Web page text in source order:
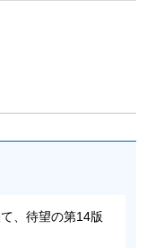
、待望の第14版